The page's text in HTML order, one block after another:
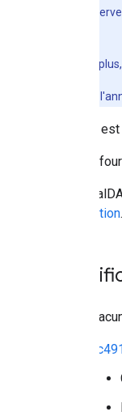
avril 2026
Pour en savoir
Pour consulter
CalDAV
Google
L'API
d'utilisation.
Pour